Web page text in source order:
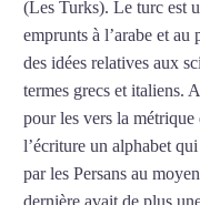
(Les Turks). Le turc est
emprunts à l’arabe et au
des idées relatives aux
termes grecs et italiens.
pour les vers la métrique
l’écriture un alphabet
par les Persans au